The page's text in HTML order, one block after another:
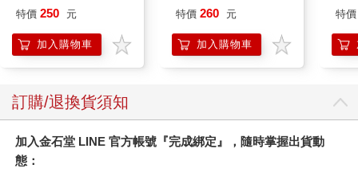
特價 250 元
加入購物車
特價 260 元
加入購物車
特價
訂購/退換貨須知
加入金石堂 LINE 官方帳號『完成綁定』，隨時掌握出貨動
態：